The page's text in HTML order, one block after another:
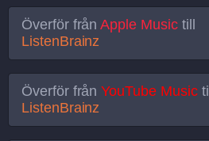
Överför frånApple Musictill
ListenBrainz
Överför frånYouTube Musictill
ListenBrainz